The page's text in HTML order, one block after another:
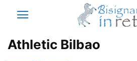
Athletic Bilbao